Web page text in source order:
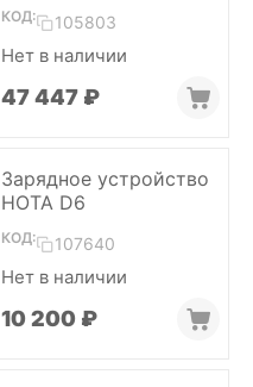
AC 2-6S (2x600W)
КОД: 105803
Нет в наличии
47 447 ₽
Зарядное устройство
HOTA D6
КОД: 107640
Нет в наличии
10 200 ₽